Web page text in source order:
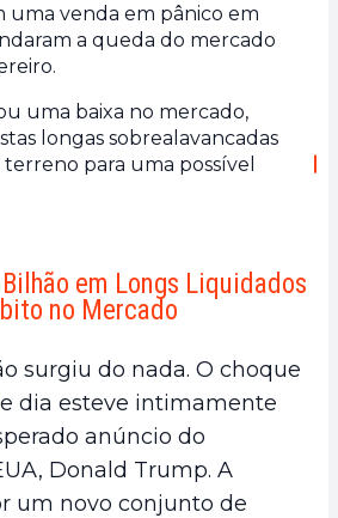
uma venda em pânico em
a queda do mercado
uma baixa no mercado,
longas sobrealavancadas
para uma possível
em Longs Liquidados
no Mercado
surgiu do nada. O choque
dia esteve intimamente
anúncio do
Donald Trump. A
um novo conjunto de